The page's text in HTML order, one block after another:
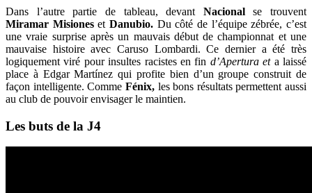
Dans l’autre partie de tableau, devant Nacionalse trouvent
Miramar MisionesetDanubio. Du côté de l’équipe zébrée, c’est
une vraie surprise après un mauvais début de championnat et une
mauvaise histoire avec Caruso Lombardi. Ce dernier a été très
logiquement viré pour insultes racistes en fin d’Apertura eta laissé
place à Edgar Martínez qui profite bien d’un groupe construit de
façon intelligente. Comme Fénix,les bons résultats permettent aussi
au club de pouvoir envisager le maintien.
Les buts de la J4